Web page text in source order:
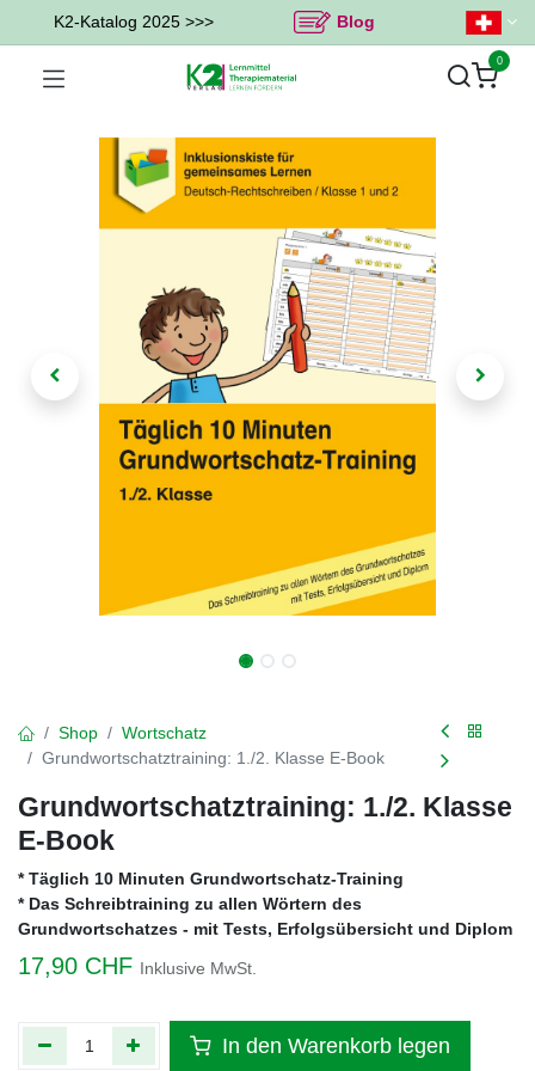
K2-Katalog 2025 >>> Blog
0
Shop
Wortschatz
Grundwortschatztraining: 1./2. Klasse E-Book
Grundwortschatztraining: 1./2. Klasse
E-Book
* Täglich 10 Minuten Grundwortschatz-Training
* Das Schreibtraining zu allen Wörtern des
Grundwortschatzes - mit Tests, Erfolgsübersicht und Diplom
17,90 CHF Inklusive MwSt.
In den Warenkorb legen